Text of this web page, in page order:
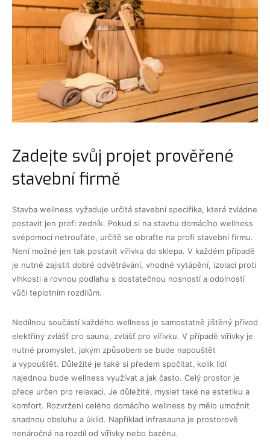
Zadejte svůj projet prověřené
stavební firmě
Stavba wellness vyžaduje určitá stavební specifika, která zvládne
postavit jen profi zedník. Pokud si na stavbu domácího wellness
svépomocí netroufáte, určitě se obraťte na profi stavební firmu.
Není možné jen tak postavit vířivku do sklepa. V každém případě
je nutné zajistit dobré odvětrávání, vhodné vytápění, izolaci proti
vlhkosti a rovnou podlahu s dostatečnou nosností a odolností
vůči teplotním rozdílům.
Nedílnou součástí každého wellness je samostatně jištěný přívod
elektřiny zvlášť pro saunu, zvlášť pro vířivku. V případě vířivky je
nutné promyslet, jakým způsobem se bude napouštět
a vypouštět. Důležité je také si předem spočítat, kolik lidí
najednou bude wellness využívat a jak často. Celý prostor je
přece určen pro relaxaci. Je důležité, myslet také na estetiku a
komfort. Rozvržení celého domácího wellness by mělo umožnit
snadnou obsluhu a úklid. Například infrasauna je prostorově
nenáročná na rozdíl od vířivky nebo bazénu.